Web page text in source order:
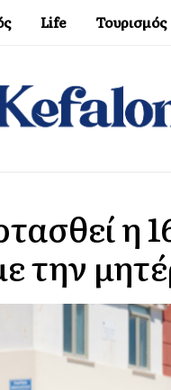
Life Τουρισμός
η
την